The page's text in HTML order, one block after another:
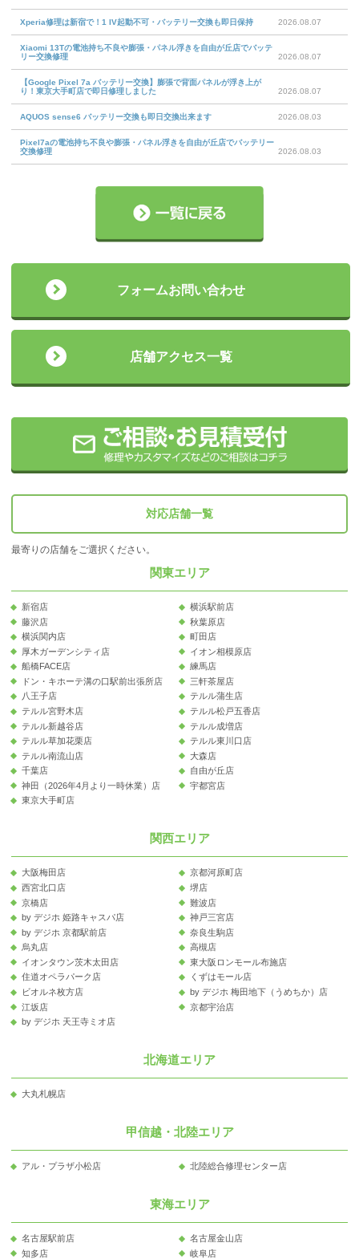
Xperia修理は新宿で！1 IV起動不可・バッテリー交換も即日保持 2026.08.07
Xiaomi 13Tの電池持ち不良や膨張・パネル浮きを自由が丘店でバッテ
リー交換修理
2026.08.07
【Google Pixel 7a バッテリー交換】膨張で背面パネルが浮き上が
り！東京大手町店で即日修理しました
2026.08.07
AQUOS sense6 バッテリー交換も即日交換出来ます 2026.08.03
Pixel7aの電池持ち不良や膨張・パネル浮きを自由が丘店でバッテリー
交換修理
2026.08.03
フォームお問い合わせ
店舗アクセス一覧
対応店舗一覧
最寄りの店舗をご選択ください。
関東エリア
新宿店
横浜駅前店
藤沢店
秋葉原店
横浜関内店
町田店
厚木ガーデンシティ店
イオン相模原店
船橋FACE店
練馬店
ドン・キホーテ溝の口駅前出張所店
三軒茶屋店
八王子店
テルル蒲生店
テルル宮野木店
テルル松戸五香店
テルル新越谷店
テルル成増店
テルル草加花栗店
テルル東川口店
テルル南流山店
大森店
千葉店
自由が丘店
神田（2026年4月より一時休業）店
宇都宮店
東京大手町店
関西エリア
大阪梅田店
京都河原町店
西宮北口店
堺店
京橋店
難波店
by デジホ 姫路キャスパ店
神戸三宮店
by デジホ 京都駅前店
奈良生駒店
烏丸店
高槻店
イオンタウン茨木太田店
東大阪ロンモール布施店
住道オペラパーク店
くずはモール店
ビオルネ枚方店
by デジホ 梅田地下（うめちか）店
江坂店
京都宇治店
by デジホ 天王寺ミオ店
北海道エリア
大丸札幌店
甲信越・北陸エリア
アル・プラザ小松店 北陸総合修理センター店
東海エリア
名古屋駅前店
名古屋金山店
知多店
岐阜店